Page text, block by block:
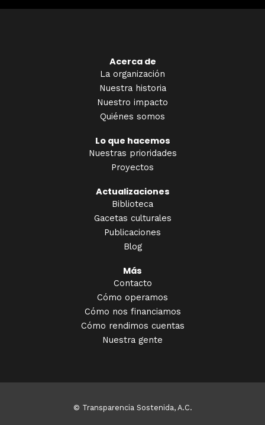
Acerca de
La organización
Nuestra historia
Nuestro impacto
Quiénes somos
Lo que hacemos
Nuestras prioridades
Proyectos
Actualizaciones
Biblioteca
Gacetas culturales
Publicaciones
Blog
Más
Contacto
Cómo operamos
Cómo nos financiamos
Cómo rendimos cuentas
Nuestra gente
© Transparencia Sostenida, A.C.